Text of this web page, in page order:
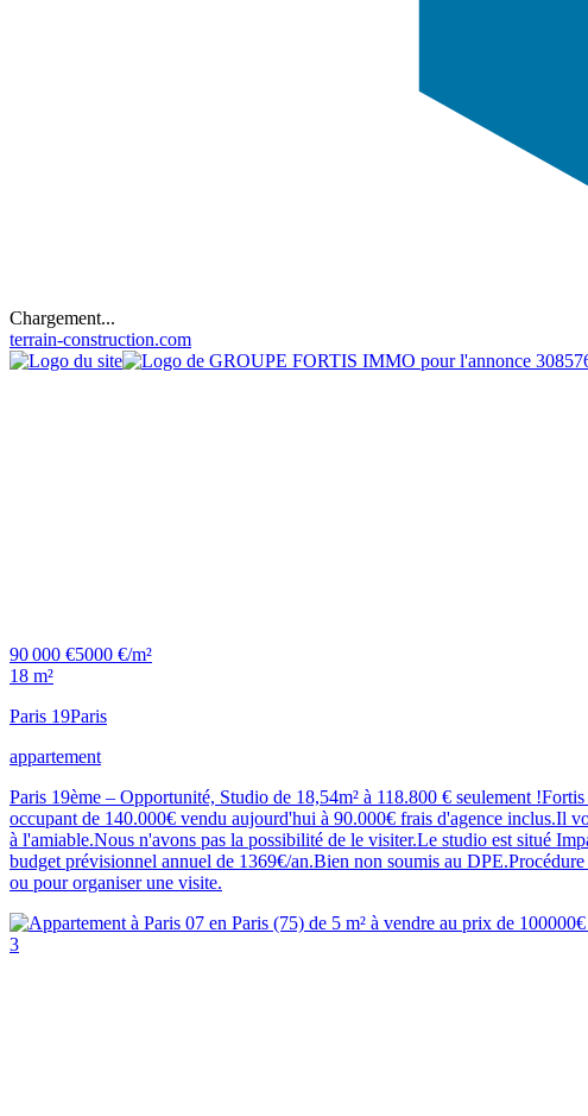
Chargement...
terrain-construction.com
90 000 €5000 €/m²
18 m²
Paris 19Paris
appartement
Paris 19ème – Opportunité, Studio de 18,54m² à 118.800 € seulement
occupant de 140.000€ vendu aujourd'hui à 90.000€ frais d'agence inclus.Il
à l'amiable.Nous n'avons pas la possibilité de le visiter.Le studio est situé
budget prévisionnel annuel de 1369€/an.Bien non soumis au
ou pour organiser une visite.
3